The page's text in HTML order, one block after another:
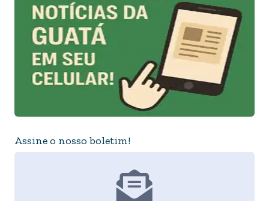
Assine o nosso boletim!